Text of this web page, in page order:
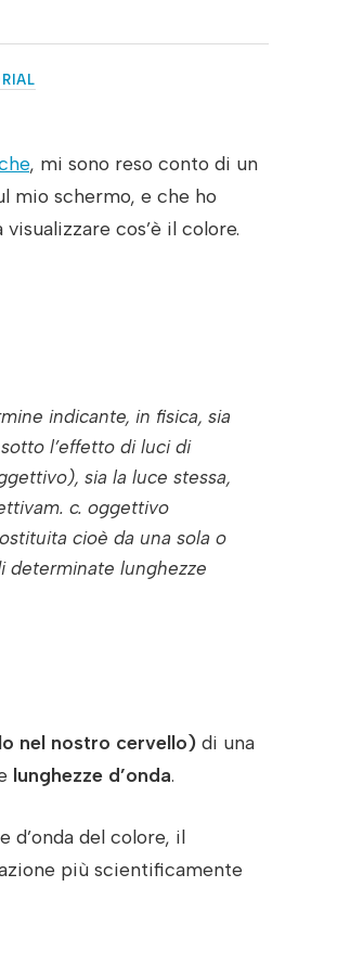
, mi sono reso conto di un
mio schermo, e che ho
cos’è il colore.
indicante, in fisica, sia
l’effetto di luci di
), sia la luce stessa,
c.oggettivo
cioè da una sola o
determinate lunghezze
nel nostro cervello)di una
lunghezze d’onda.
d’onda del colore, il
più scientificamente